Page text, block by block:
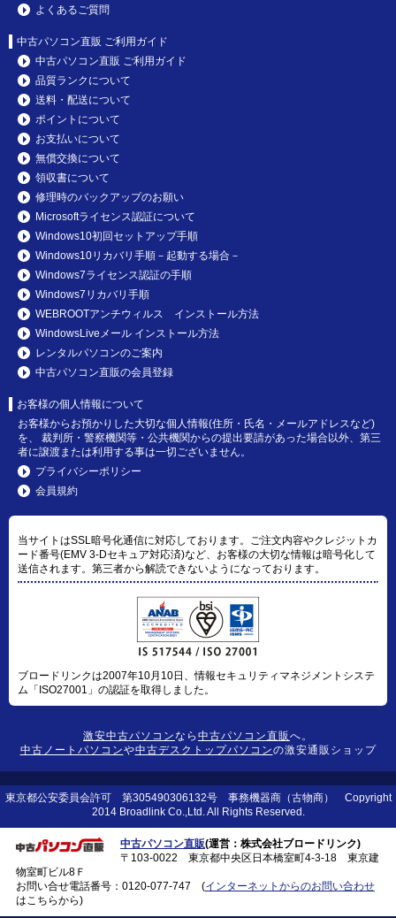
よくあるご質問
中古パソコン直販 ご利用ガイド
中古パソコン直販 ご利用ガイド
品質ランクについて
送料・配送について
ポイントについて
お支払いについて
無償交換について
領収書について
修理時のバックアップのお願い
Microsoftライセンス認証について
Windows10初回セットアップ手順
Windows10リカバリ手順－起動する場合－
Windows7ライセンス認証の手順
Windows7リカバリ手順
WEBROOTアンチウィルス インストール方法
WindowsLiveメール インストール方法
レンタルパソコンのご案内
中古パソコン直販の会員登録
お客様の個人情報について
お客様からお預かりした大切な個人情報(住所・氏名・メールアドレスなど)
を、 裁判所・警察機関等・公共機関からの提出要請があった場合以外、第三
者に譲渡または利用する事は一切ございません。
プライバシーポリシー
会員規約
当サイトはSSL暗号化通信に対応しております。ご注文内容やクレジットカ
ード番号(EMV 3-Dセキュア対応済)など、お客様の大切な情報は暗号化して
送信されます。第三者から解読できないようになっております。
ブロードリンクは2007年10月10日、情報セキュリティマネジメントシステ
ム「ISO27001」の認証を取得しました。
激安中古パソコンなら 中古パソコン直販へ。
中古ノートパソコンや中古デスクトップパソコンの激安通販ショップ
東京都公安委員会許可 第305490306132号 事務機器商（古物商） Copyright
2014 Broadlink Co.,Ltd. All Rights Reserved.
中古パソコン直販(運営：株式会社ブロードリンク)
〒103-0022 東京都中央区日本橋室町4-3-18 東京建
物室町ビル8Ｆ
お問い合せ電話番号： 0120-077-747 (インターネットからのお問い合わせ
はこちらから)